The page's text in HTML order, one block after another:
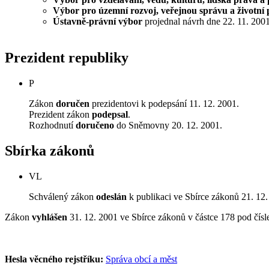
Výbor pro územní rozvoj, veřejnou správu a životní
Ústavně-právní výbor projednal návrh dne 22. 11.
Prezident republiky
P
Zákon doručen prezidentovi k podepsání 11. 12. 2001.
Prezident zákon podepsal.
Rozhodnutídoručeno do Sněmovny 20. 12. 2001.
Sbírka zákonů
VL
Schválený zákon odeslán k publikaci ve Sbírce zákonů 21.
Zákon vyhlášen 31. 12. 2001 ve Sbírce zákonů v částce 178 pod
Hesla věcného rejstříku: Správa obcí a měst